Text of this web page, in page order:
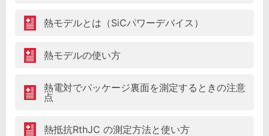
熱モデルとは（SiCパワーデバイス）
熱モデルの使い方
熱電対でパッケージ裏面を測定するときの注意
点
熱抵抗RthJC の測定方法と使い方